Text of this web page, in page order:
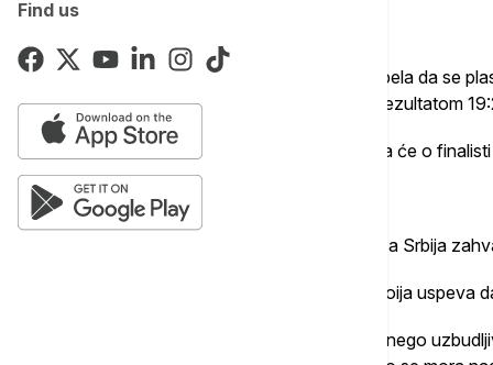
Find us
- Basket 3x3 reprezentacija Srbije nije uspela da se
polufinalnog duela poražena od Letonije rezultatom
- Meč je završen rezultatom 18:18, tako da će o
- Rezultat je izjednačen - 16:16.
- Još dva minuta su ostala do kraja meča, a Srbija
- Nakon uspešnog šuta za dva poena Letoija uspeva
- Evidentno je da ćemo prisustvovati više nego